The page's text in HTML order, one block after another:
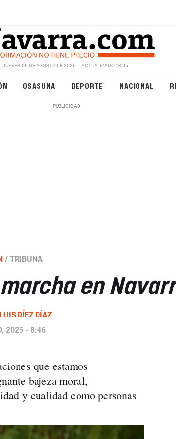
JUEVES, 06 DE AGOSTO DE 2026 ACTUALIZADO 13:05
OSASUNA DEPORTE NACIONAL
/TRIBUNA
en
DÍEZ DÍAZ
2025 - 8:46
que estamos
bajeza moral,
y cualidad como personas